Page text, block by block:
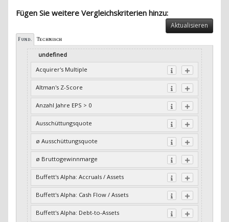
Fügen Sie weitere Vergleichskriterien hinzu:
Aktualisieren
Fund. Technisch
undefined
Acquirer's Multiple
Altman's Z-Score
Anzahl Jahre EPS > 0
Ausschüttungsquote
ø Ausschüttungsquote
ø Bruttogewinnmarge
Buffett's Alpha: Accruals / Assets
Buffett's Alpha: Cash Flow / Assets
Buffett's Alpha: Debt-to-Assets